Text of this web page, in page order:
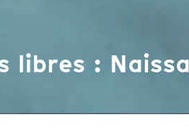
libres :